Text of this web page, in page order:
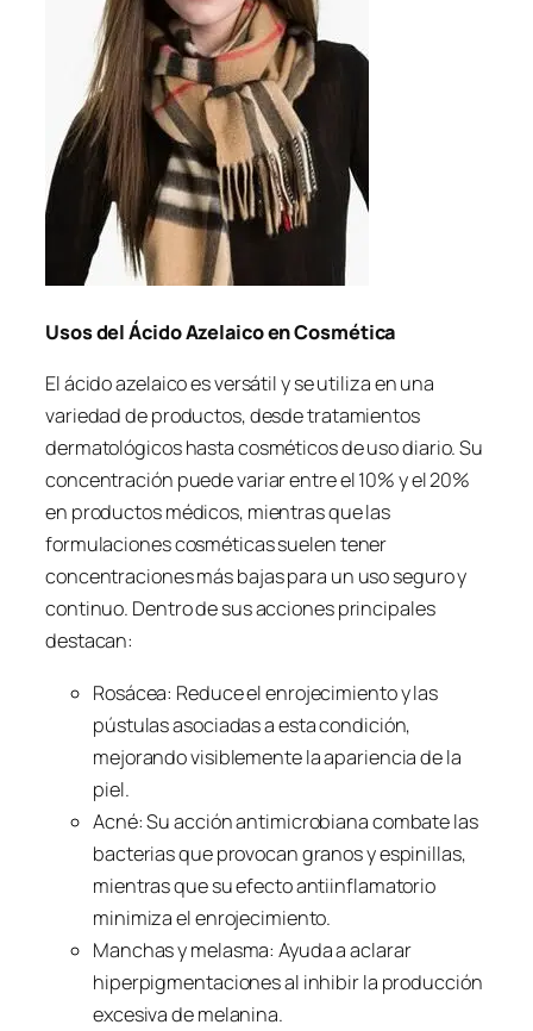
Usos del Ácido Azelaico en Cosmética
El ácido azelaico es versátil y se utiliza en una
variedad de productos, desde tratamientos
dermatológicos hasta cosméticos de uso diario. Su
concentración puede variar entre el 10% y el 20%
en productos médicos, mientras que las
formulaciones cosméticas suelen tener
concentraciones más bajas para un uso seguro y
continuo. Dentro de sus acciones principales
destacan:
Rosácea: Reduce el enrojecimiento y las
pústulas asociadas a esta condición,
mejorando visiblemente la apariencia de la
piel.
Acné: Su acción antimicrobiana combate las
bacterias que provocan granos y espinillas,
mientras que su efecto antiinflamatorio
minimiza el enrojecimiento.
Manchas y melasma: Ayuda a aclarar
hiperpigmentaciones al inhibir la producción
excesiva de melanina.